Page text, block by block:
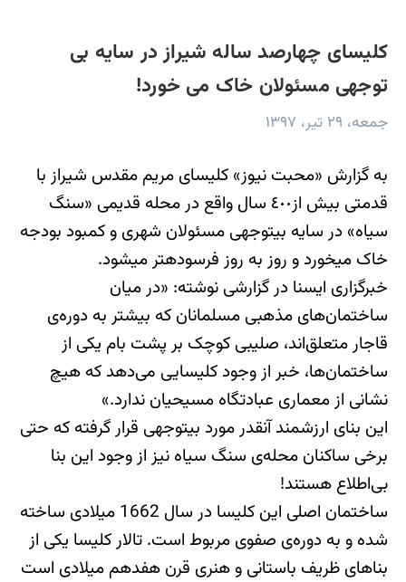
کلیسای چهارصد ساله شیراز در سایه بی
توجهی مسئولان خاک می خورد!
جمعه، ۲۹ تیر، ۱۳۹۷
به گزارش «محبت نیوز» کلیسای مریم مقدس شیراز با
قدمتی بیش از٤٠٠ سال واقع در محله قدیمی «‌سنگ
سیاه» در سایه بی‎توجهی مسئولان شهری و کمبود بودجه
خاک می‎خورد و روز به روز فرسوده‎تر می‎شود.
خبرگزاری ایسنا در گزارشی نوشته: «در میان
ساختمان‌های مذهبی مسلمانان که بیشتر به دوره‌ی
قاجار متعلق‌اند، صلیبی کوچک بر پشت بام یکی از
ساختمان‌ها، خبر از وجود کلیسایی می‌دهد که هیچ
نشانی از معماری عبادتگاه مسیحیان ندارد.»
این بنای ارزشمند آنقدر مورد بی‎توجهی قرار گرفته که حتی
برخی ساکنان محله‌ی سنگ سیاه نیز از وجود این بنا
بی‌اطلاع‌ هستند!
ساختمان اصلی این کلیسا در سال 1662 میلادی ساخته
شده و به دوره‌ی صفوی مربوط است. تالار کلیسا یکی از
بناهای ظریف باستانی و هنری قرن هفدهم میلادی است